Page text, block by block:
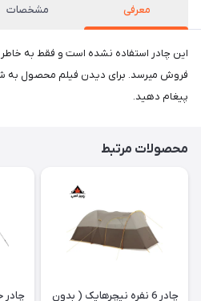
معرفی مشخصات
این چادر استفاده نشده است و فقط به
پیغام دهید.
محصولات مرتبط
چادر 6 نفره نیچرهایک ( بدون
چادر